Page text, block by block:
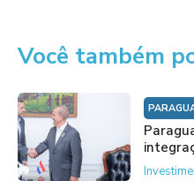
Você também